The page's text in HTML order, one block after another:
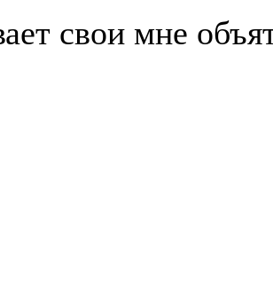
свои мне